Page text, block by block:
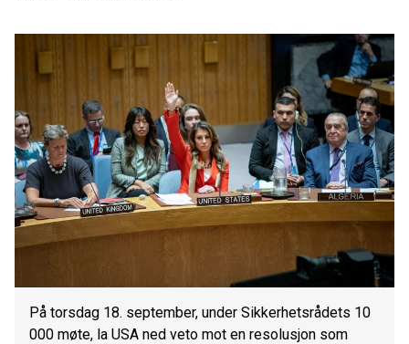
På torsdag 18. september, under Sikkerhetsrådets 10
000 møte, la USA ned veto mot en resolusjon som